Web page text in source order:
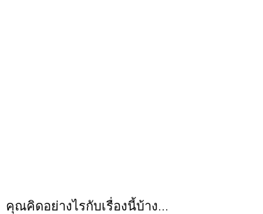
คุณคิดอย่างไรกับเรื่องนี้บ้าง...